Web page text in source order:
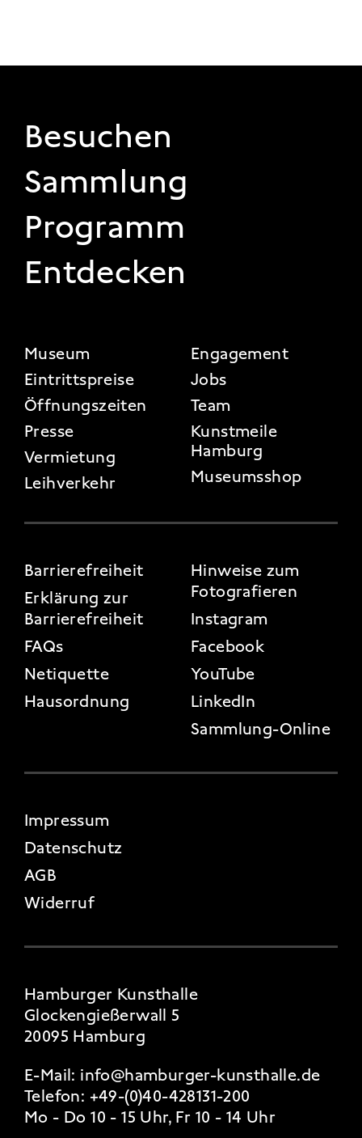
FOOTER 1
Besuchen
Sammlung
Programm
Entdecken
FOOTER 2
Museum
Eintrittspreise
Öffnungszeiten
Presse
Vermietung
Leihverkehr
Engagement
Jobs
Team
Kunstmeile
Hamburg
Museumsshop
FOOTER 3
Barrierefreiheit
Erklärung zur
Barrierefreiheit
FAQs
Netiquette
Hausordnung
Hinweise zum
Fotografieren
Instagram
Facebook
YouTube
LinkedIn
Sammlung-Online
FOOTER 4
Impressum
Datenschutz
AGB
Widerruf
Hamburger Kunsthalle
Glockengießerwall 5
20095 Hamburg
E-Mail: info@hamburger-kunsthalle.de
Telefon: +49-(0)40-428131-200
Mo - Do 10 - 15 Uhr, Fr 10 - 14 Uhr